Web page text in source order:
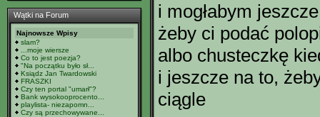
Wątki na Forum
Najnowsze Wpisy
slam?
...moje wiersze
Co to jest poezja?
"Na początku było sł...
Ksiądz Jan Twardowski
FRASZKI
Czy ten portal "umarł"?
Bank wysokooprocento...
playlista- niezapomn...
Czy są przechowywane...
i mogłabym
żeby ci podać
albo chusteczkę
i jeszcze na to,
ciągle